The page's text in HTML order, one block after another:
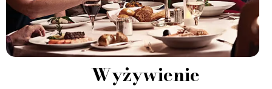
Wyżywienie